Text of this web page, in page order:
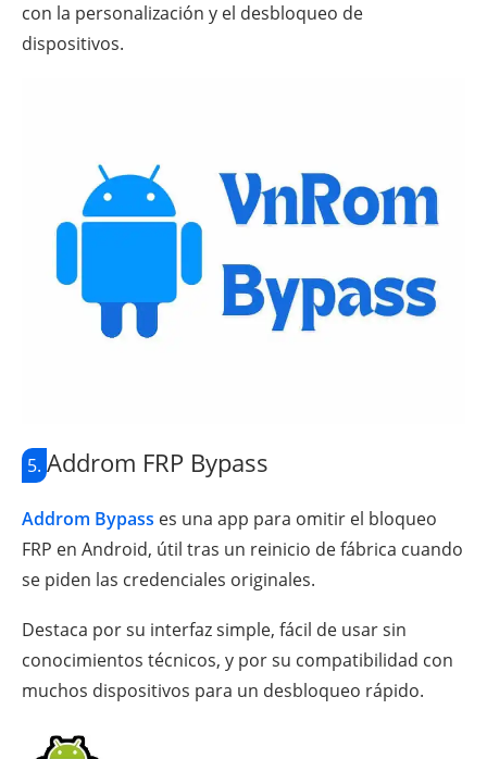
con la personalización y el desbloqueo de
dispositivos.
5. Addrom FRP Bypass
Addrom Bypass es una app para omitir el bloqueo
FRP en Android, útil tras un reinicio de fábrica cuando
se piden las credenciales originales.
Destaca por su interfaz simple, fácil de usar sin
conocimientos técnicos, y por su compatibilidad con
muchos dispositivos para un desbloqueo rápido.